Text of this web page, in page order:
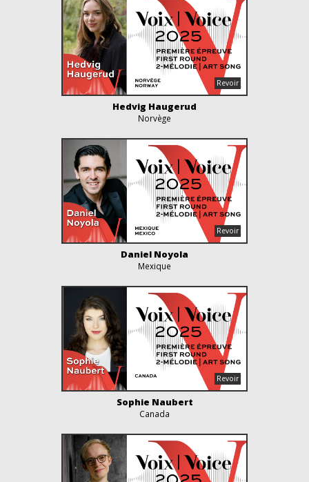
Hedvig Haugerud
Norvège
Daniel Noyola
Mexique
Sophie Naubert
Canada